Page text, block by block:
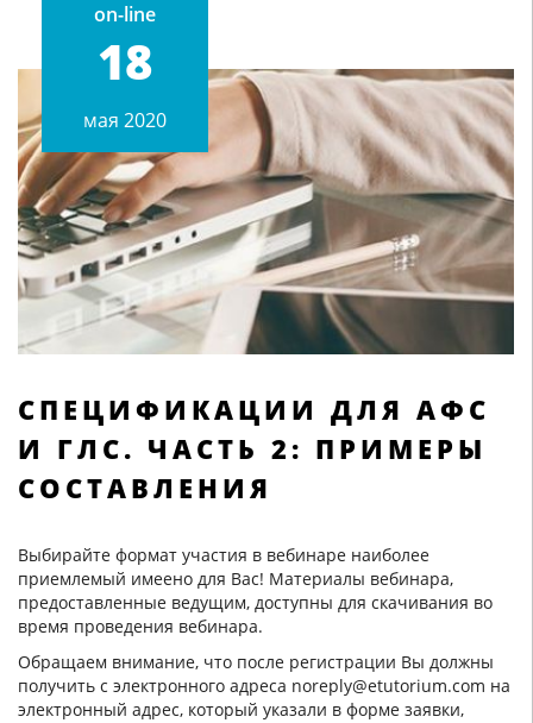
on-line
18
мая 2020
СПЕЦИФИКАЦИИ ДЛЯ АФС
И ГЛС. ЧАСТЬ 2: ПРИМЕРЫ
СОСТАВЛЕНИЯ
Выбирайте формат участия в вебинаре наиболее
приемлемый имеено для Вас! Материалы вебинара,
предоставленные ведущим, доступны для скачивания во
время проведения вебинара.
Обращаем внимание, что после регистрации Вы должны
получить с электронного адреса noreply@etutorium.com на
электронный адрес, который указали в форме заявки,